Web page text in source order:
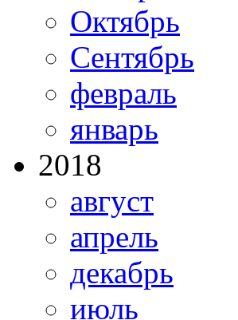
Октябрь
Сентябрь
февраль
январь
2018
август
апрель
декабрь
июль